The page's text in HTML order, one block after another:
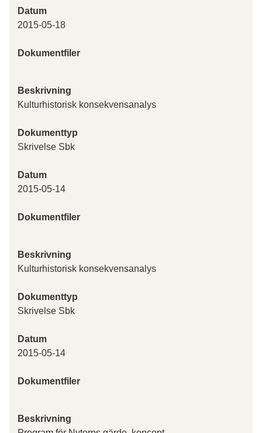
Datum
2015-05-18
Dokumentfiler
Beskrivning
Kulturhistorisk konsekvensanalys
Dokumenttyp
Skrivelse Sbk
Datum
2015-05-14
Dokumentfiler
Beskrivning
Kulturhistorisk konsekvensanalys
Dokumenttyp
Skrivelse Sbk
Datum
2015-05-14
Dokumentfiler
Beskrivning